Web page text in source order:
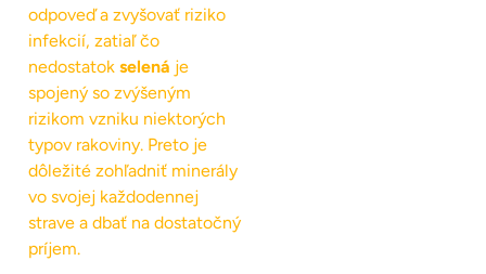
odpoveď a zvyšovať riziko
infekcií, zatiaľ čo
nedostatok selená je
spojený so zvýšeným
rizikom vzniku niektorých
typov rakoviny. Preto je
dôležité zohľadniť minerály
vo svojej každodennej
strave a dbať na dostatočný
príjem.